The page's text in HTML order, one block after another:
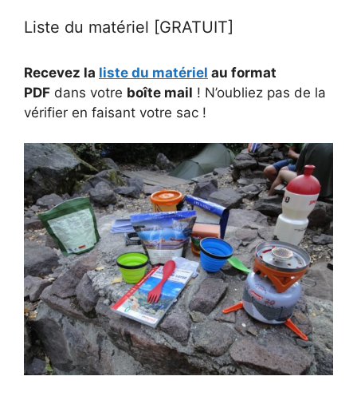
Liste du matériel [GRATUIT]
Recevez la liste du matériel au format
PDF dans votre boîte mail ! N’oubliez pas de la
vérifier en faisant votre sac !